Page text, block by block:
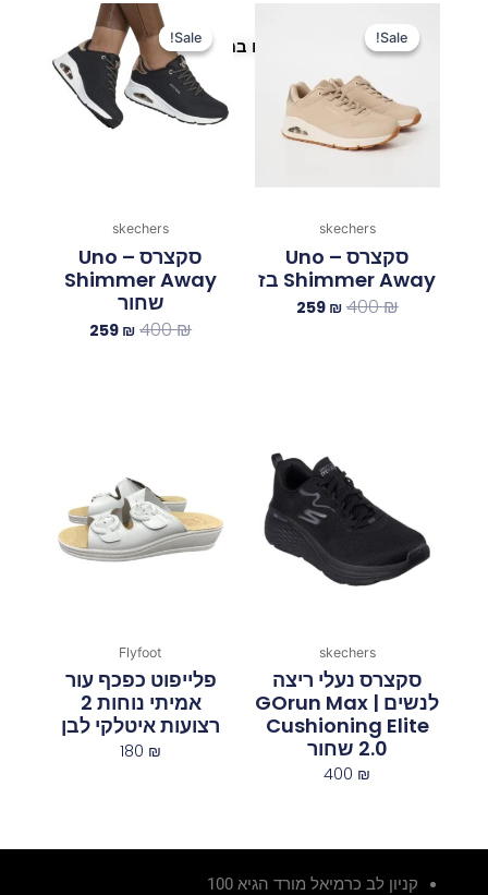
פריטים נוספים במיוחד בשבילך
Sale!
Sale!
skechers
סקצרס Uno –
Shimmer Away בז
400₪
400 ₪.
259 ₪
259 ₪.
Sale!
Sale!
skechers
סקצרס Uno –
Shimmer Away
שחור
400₪
המחיר
המקורי
היה:
400 ₪.
259 ₪
הנוכחי
הוא:
259 ₪.
skechers
סקצרס נעלי ריצה
לנשים | GOrun Max
Cushioning Elite
2.0 שחור
400 ₪
Flyfoot
פלייפוט כפכף עור
אמיתי נוחות 2
רצועות איטלקי לבן
180 ₪
קניון לב כרמיאל מורד הגיא 100